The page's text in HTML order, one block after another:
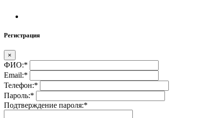
Регистрация
×
ФИО:*
Email:*
Телефон:*
Пароль:*
Подтверждение пароля:*